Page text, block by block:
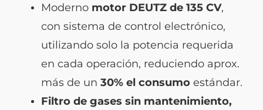
Moderno motor DEUTZ de 135 CV,
con sistema de control electrónico,
utilizando solo la potencia requerida
en cada operación, reduciendo aprox.
más de un 30% el consumo estándar.
Filtro de gases sin mantenimiento,